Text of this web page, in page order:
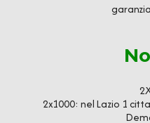
2x1000: nel Lazio 1